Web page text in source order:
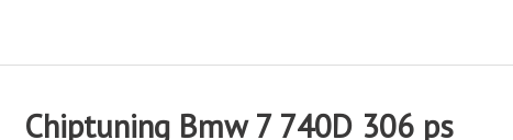
Chiptuning Bmw 7 740D 306 ps